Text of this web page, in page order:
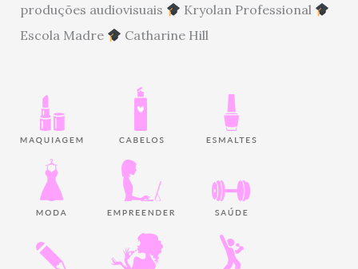
produções audiovisuais
Kryolan Professional
Escola Madre
Catharine Hill